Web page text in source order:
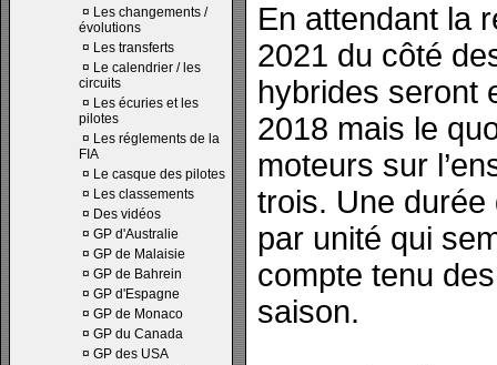
¤ Les changements /
évolutions
¤ Les transferts
¤ Le calendrier / les
circuits
¤ Les écuries et les
pilotes
¤ Les réglements de la
FIA
¤ Le casque des pilotes
¤ Les classements
¤ Des vidéos
¤ GP d'Australie
¤ GP de Malaisie
¤ GP de Bahrein
¤ GP d'Espagne
¤ GP de Monaco
¤ GP du Canada
¤ GP des USA
En attendant la
2021 du côté
hybrides seront
2018 mais le
moteurs sur
trois. Une
par unité qui
compte tenu
saison.